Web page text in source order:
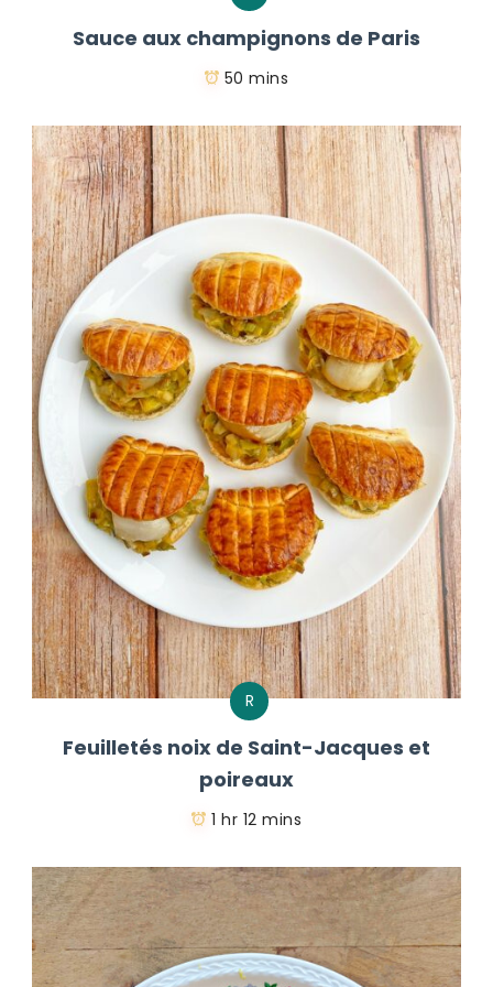
Sauce aux champignons de Paris
50 mins
R
Feuilletés noix de Saint-Jacques et
poireaux
1 hr 12 mins